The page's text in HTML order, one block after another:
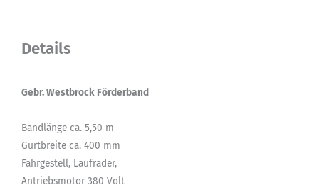
Details
Gebr. Westbrock Förderband
Bandlänge ca. 5,50 m
Gurtbreite ca. 400 mm
Fahrgestell, Laufräder,
Antriebsmotor 380 Volt